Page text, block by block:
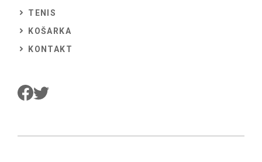
TENIS
KOŠARKA
KONTAKT